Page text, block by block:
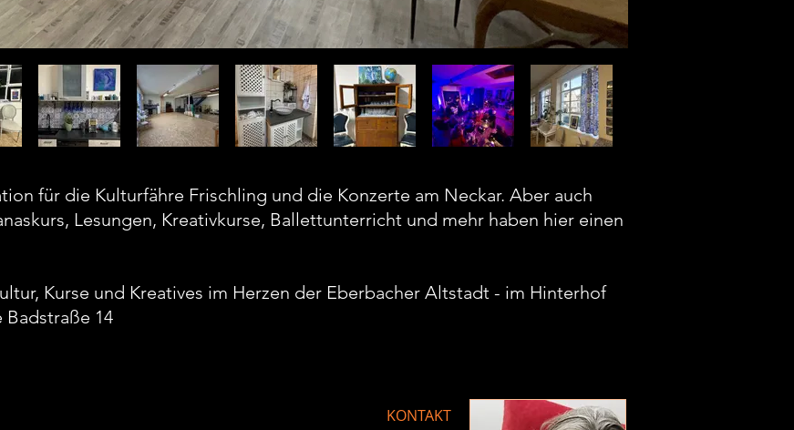
für die Kulturfähre Frischling und die Konzerte am Neckar. Aber auch
Lesungen, Kreativkurse, Ballettunterricht und mehr haben hier einen
Kurse und Kreatives im Herzen der Eberbacher Altstadt - im Hinterhof
Badstraße 14
KONTAKT